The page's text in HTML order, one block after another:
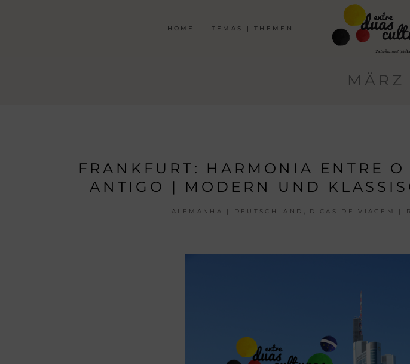
HOME TEMAS | THEMEN
MÄRZ
FRANKFURT: HARMONIA ENTRE
ANTIGO | MODERN UND
ALEMANHA | DEUTSCHLAND DICAS DE VIAGEM |